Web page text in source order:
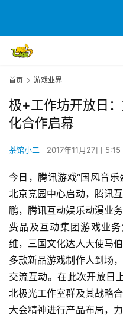
首页 游戏业界
极+工作坊开放日
化合作启幕
茶馆小二 2017年11月27日 5:15
今日，腾讯游戏“国风音
北京竞园中心启动，腾讯
鹏，腾讯互动娱乐动漫业
费品及互动集团游戏业
维，三国文化达人大使马
多款新品游戏制作人到场
交流互动。在此次开放日
北极光工作室群及其战略
大会精神进行产品布局，